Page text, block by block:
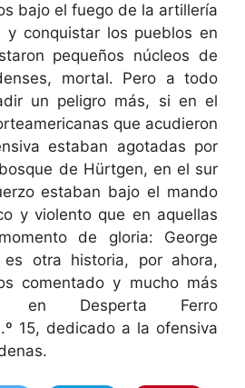
bajo el fuego de la artillería
y conquistar los pueblos en
pequeños núcleos de
mortal. Pero a todo
un peligro más, si en el
que acudieron
estaban agotadas por
de Hürtgen, en el sur
estaban bajo el mando
y violento que en aquellas
de gloria: George
otra historia, por ahora,
comentado y mucho más
en Desperta Ferro
15, dedicado a la ofensiva